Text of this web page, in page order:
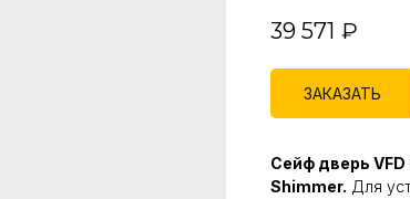
39 571 ₽
ЗАКАЗАТЬ
Сейф дверь
Shimmer. Для